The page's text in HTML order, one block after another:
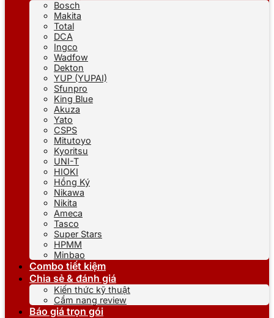
Bosch
Makita
Total
DCA
Ingco
Wadfow
Dekton
YUP (YUPAI)
Sfunpro
King Blue
Akuza
Yato
CSPS
Mitutoyo
Kyoritsu
UNI-T
HIOKI
Hồng Ký
Nikawa
Nikita
Ameca
Tasco
Super Stars
HPMM
Minbao
Combo tiết kiệm
Chia sẻ & đánh giá
Kiến thức kỹ thuật
Cẩm nang review
Báo giá trọn gói